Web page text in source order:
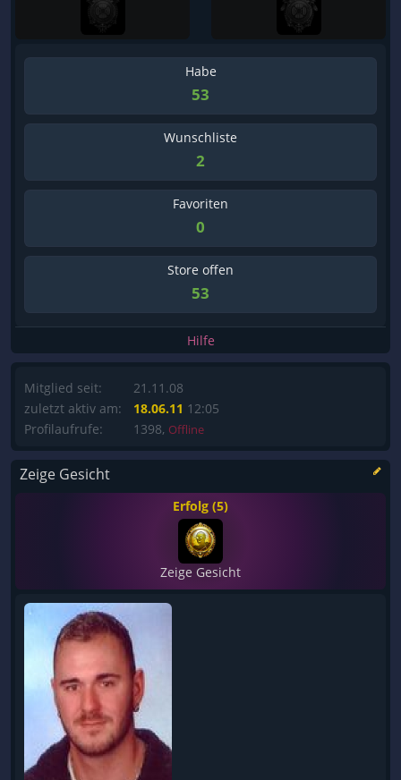
Habe
53
Wunschliste
2
Favoriten
0
Store offen
53
Hilfe
Mitglied seit:
zuletzt aktiv am:
Profilaufrufe:
21.11.08
18.06.11 12:05
1398, Offline
Zeige Gesicht
Erfolg (5)
Zeige Gesicht